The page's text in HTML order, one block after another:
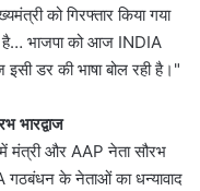
को गिरफ्तार किया गया
है… भाजपा को आज INDIA
डर की भाषा बोल रही है।"
भारद्वाज
मंत्री और AAP नेता सौरभ
गठबंधन के नेताओं का धन्यावाद